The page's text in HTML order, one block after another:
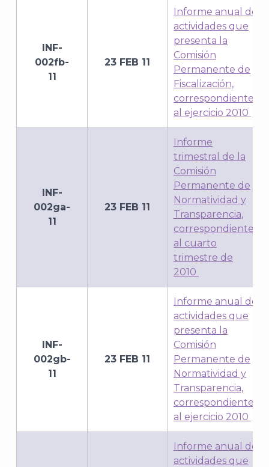
INF-
002fb-
11
23 FEB 11
Informe anual de
actividades que
presenta la
Comisión
Permanente de
Fiscalización,
correspondiente
al ejercicio 2010
INF-
002ga-
11
23 FEB 11
Informe
trimestral de la
Comisión
Permanente de
Normatividad y
Transparencia,
correspondiente
al cuarto
trimestre de
2010
INF-
002gb-
11
23 FEB 11
Informe anual de
actividades que
presenta la
Comisión
Permanente de
Normatividad y
Transparencia,
correspondiente
al ejercicio 2010
Informe anual de
actividades que